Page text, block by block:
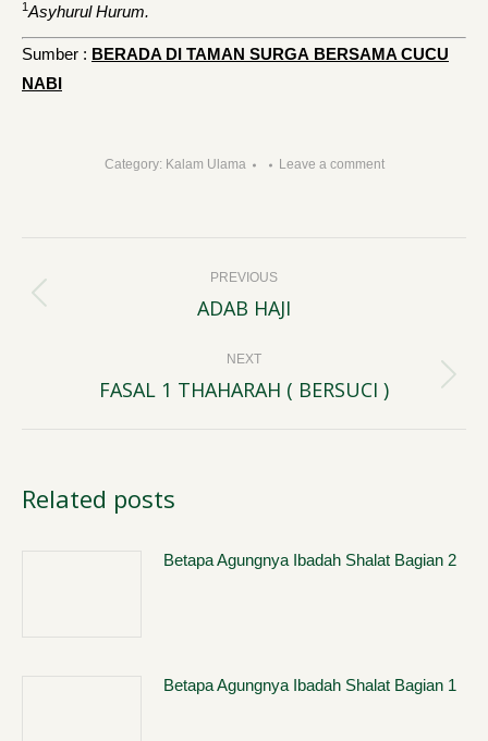
1 Asyhurul Hurum.
Sumber : BERADA DI TAMAN SURGA BERSAMA CUCU
NABI
Category: Kalam Ulama Leave a comment
navigation PREVIOUS
Previous
ADAB HAJI
NEXT
Next
FASAL 1 THAHARAH ( BERSUCI )
Related posts
Betapa Agungnya Ibadah Shalat Bagian 2
Betapa Agungnya Ibadah Shalat Bagian 1